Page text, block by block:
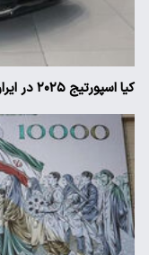
کیا اسپورتیج ۲۰۲۵ در ایران ارزش خرید دارد؟